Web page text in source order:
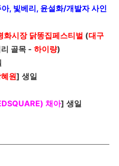
, 빛베리, 윤설화/개발자사인
화시장 닭똥집페스티벌 (대구
골목 - 하이량)
원] 생일
채아] 생일